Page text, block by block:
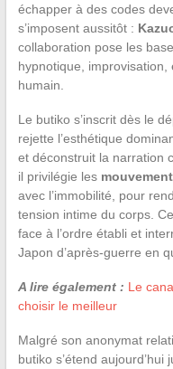
échapper à des codes
s’imposent aussitôt :
collaboration pose les
hypnotique,
humain.
Le butiko s’inscrit dès le
rejette l’esthétique
et déconstruit la narration
il privilégie les
avec l’immobilité, pour
tension intime du corps.
face à l’ordre établi et
Japon d’après-guerre en
A lire également : Le
choisir le meilleur
Malgré son anonymat
butiko s’étend aujourd’hui